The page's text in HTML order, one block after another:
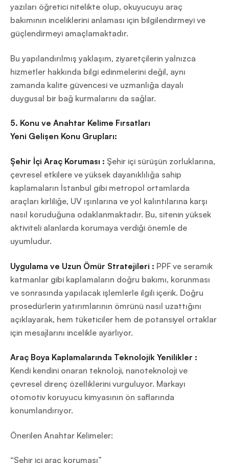
yazıları öğretici nitelikte olup, okuyucuyu araç
bakımının inceliklerini anlaması için bilgilendirmeyi ve
güçlendirmeyi amaçlamaktadır.
Bu yapılandırılmış yaklaşım, ziyaretçilerin yalnızca
hizmetler hakkında bilgi edinmelerini değil, aynı
zamanda kalite güvencesi ve uzmanlığa dayalı
duygusal bir bağ kurmalarını da sağlar.
5. Konu ve Anahtar Kelime Fırsatları
Yeni Gelişen Konu Grupları:
Şehir İçi Araç Koruması : Şehir içi sürüşün zorluklarına,
çevresel etkilere ve yüksek dayanıklılığa sahip
kaplamaların İstanbul gibi metropol ortamlarda
araçları kirliliğe, UV ışınlarına ve yol kalıntılarına karşı
nasıl koruduğuna odaklanmaktadır. Bu, sitenin yüksek
aktiviteli alanlarda korumaya verdiği önemle de
uyumludur.
Uygulama ve Uzun Ömür Stratejileri : PPF ve seramik
katmanlar gibi kaplamaların doğru bakımı, korunması
ve sonrasında yapılacak işlemlerle ilgili içerik. Doğru
prosedürlerin yatırımlarının ömrünü nasıl uzattığını
açıklayarak, hem tüketiciler hem de potansiyel ortaklar
için mesajlarını incelikle ayarlıyor.
Araç Boya Kaplamalarında Teknolojik Yenilikler :
Kendi kendini onaran teknoloji, nanoteknoloji ve
çevresel direnç özelliklerini vurguluyor. Markayı
otomotiv koruyucu kimyasının ön saflarında
konumlandırıyor.
Önerilen Anahtar Kelimeler:
“Şehir içi araç koruması”